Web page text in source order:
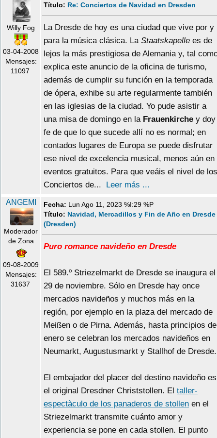
Willy Fog
03-04-2008
Mensajes:
11097
Título: Re: Conciertos de Navidad en Dresden
La Dresde de hoy es una ciudad que vive por y
para la música clásica. La Staatskapelle es de
lejos la más prestigiosa de Alemania y, tal
explica este anuncio de la oficina de turismo,
además de cumplir su función en la temporada
de ópera, exhibe su arte regularmente también
en las iglesias de la ciudad. Yo pude asistir a
una misa de domingo en la Frauenkirche y doy
fe de que lo que sucede allí no es normal; en
contados lugares de Europa se puede disfrutar
ese nivel de excelencia musical, menos aún en
eventos gratuitos. Para que veáis el nivel de los
Conciertos de... Leer más ...
ANGEMI
Moderador
de Zona
09-08-2009
Mensajes:
31637
Fecha: Lun Ago 11, 2023 %I:29 %P
Título: Navidad, Mercadillos y Fin de Año en Dresde
(Dresden)
Puro romance navideño en Dresde
El 589.º Striezelmarkt de Dresde se inaugura el
29 de noviembre. Sólo en Dresde hay once
mercados navideños y muchos más en la
región, por ejemplo en la plaza del mercado de
Meißen o de Pirna. Además, hasta principios de
enero se celebran los mercados navideños en
Neumarkt, Augustusmarkt y Stallhof de Dresde.
El embajador del placer del destino navideño es
el original Dresdner Christstollen. El taller-
espectàculo de los panaderos de stollen en el
Striezelmarkt transmite cuánto amor y
experiencia se pone en cada stollen. El punto